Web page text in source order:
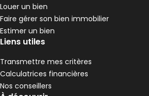
Louer un bien
Faire gérer son bien immobilier
Estimer un bien
Liens utiles
Transmettre mes critères
Calculatrices financières
Nos conseillers